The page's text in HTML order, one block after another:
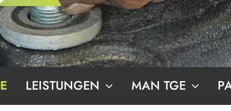
LEISTUNGEN MAN TGE